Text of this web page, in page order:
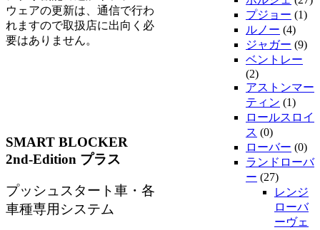
ウェアの更新は、通信で行わ
れますので取扱店に出向く必
要はありません。
SMART BLOCKER
2nd-Edition プラス
プッシュスタート車・各
車種専用システム
プジョー (1)
ルノー (4)
ジャガー (9)
ベントレー
(2)
アストンマー
ティン (1)
ロールスロイ
ス (0)
ローバー (0)
ランドローバ
ー (27)
レンジ
ローバ
ーヴェ